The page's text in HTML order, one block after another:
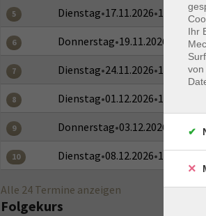
5 Dienstag•17.11.2026•
6 Donnerstag•19.11.2026
7 Dienstag•24.11.2026•
8 Dienstag•01.12.2026•
9 Donnerstag•03.12.2026
10 Dienstag•08.12.2026•
Alle 24 Termine anzeigen
Folgekurs
Ihr
von